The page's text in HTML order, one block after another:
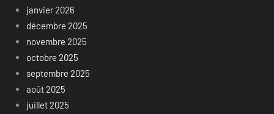
janvier 2026
décembre 2025
novembre 2025
octobre 2025
septembre 2025
août 2025
juillet 2025